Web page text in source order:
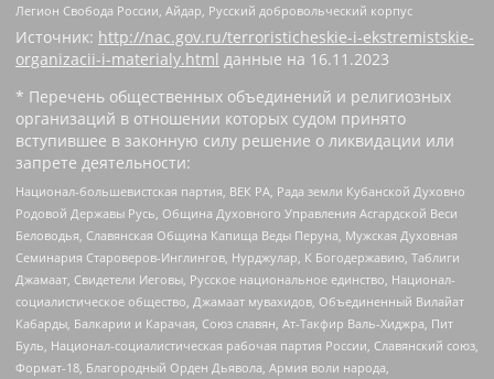
Легион Свобода России, Айдар, Русский добровольческий корпус
Источник: http://nac.gov.ru/terroristicheskie-i-ekstremistskie-
organizacii-i-materialy.html данные на 16.11.2023
* Перечень общественных объединений и религиозных
организаций в отношении которых судом принято
вступившее в законную силу решение о ликвидации или
запрете деятельности:
Национал-большевистская партия, ВЕК РА, Рада земли Кубанской Духовно
Родовой Державы Русь, Община Духовного Управления Асгардской Веси
Беловодья, Славянская Община Капища Веды Перуна, Мужская Духовная
Семинария Староверов-Инглингов, Нурджулар, К Богодержавию, Таблиги
Джамаат, Свидетели Иеговы, Русское национальное единство, Национал-
социалистическое общество, Джамаат мувахидов, Объединенный Вилайат
Кабарды, Балкарии и Карачая, Союз славян, Ат-Такфир Валь-Хиджра, Пит
Буль, Национал-социалистическая рабочая партия России, Славянский союз,
Формат-18, Благородный Орден Дьявола, Армия воли народа,